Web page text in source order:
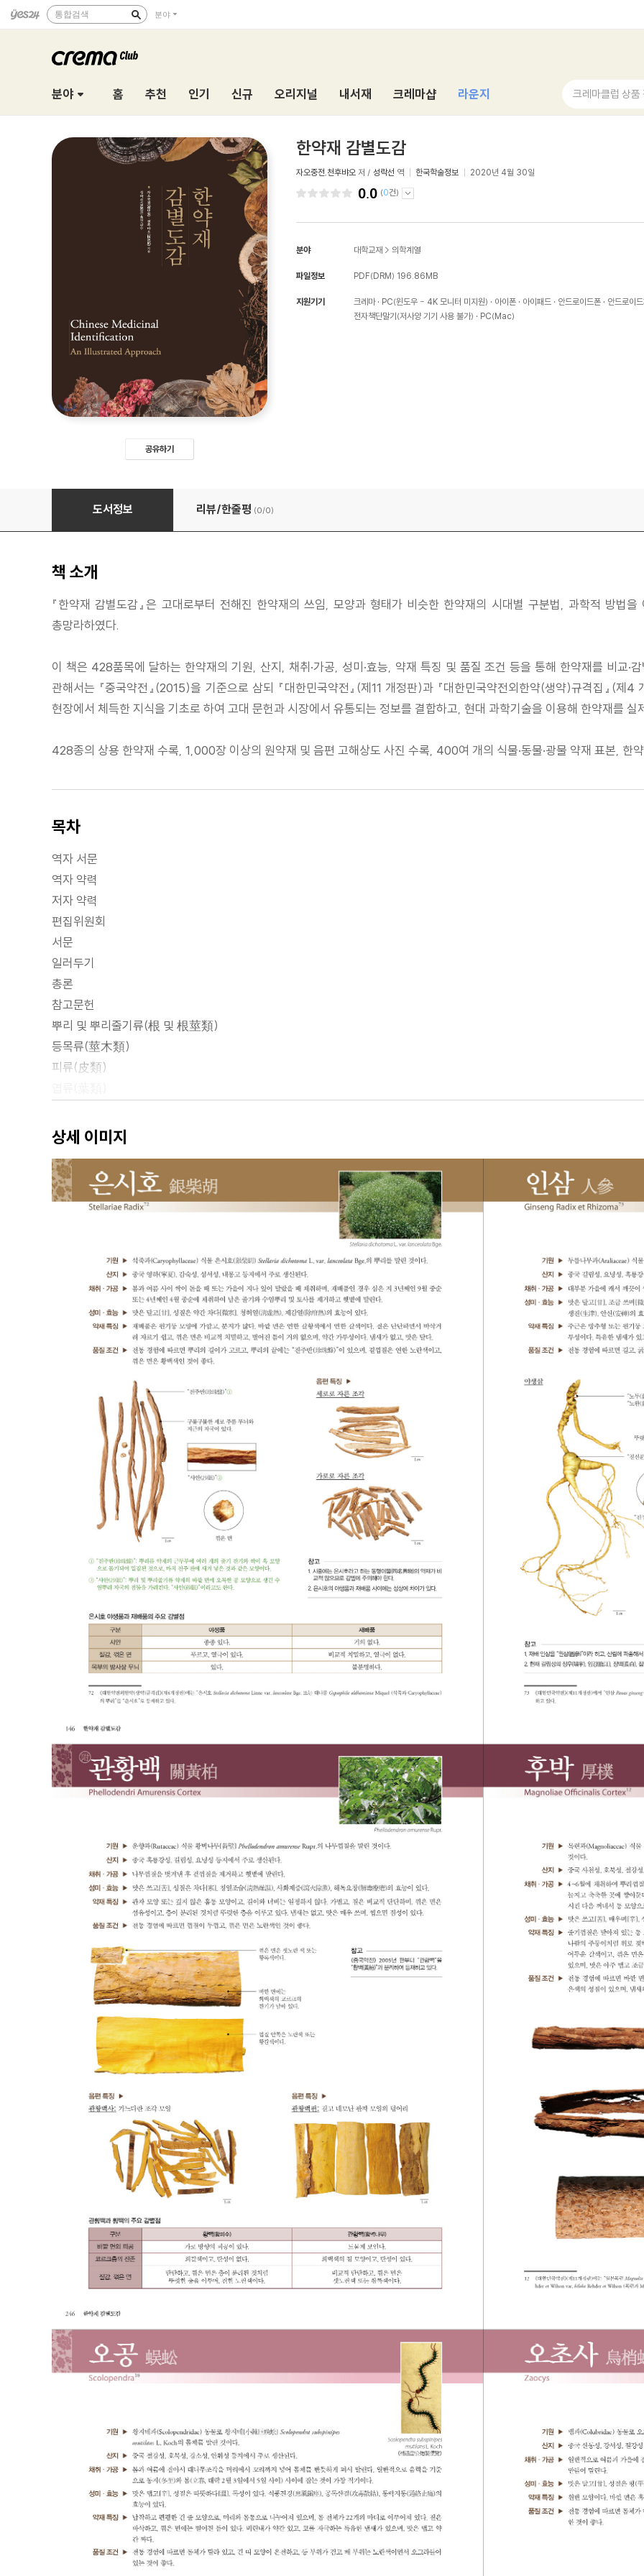
통합검색 분야
분야 홈 추천 인기 신규 오리지널 내서재 크레마샵 라운지 크레마클럽 상품
공유하기
한약재 감별도감
자오중전,천후뱌오 저 / 성락선 역 한국학술정보 2020년 4월 30일
0.0 (0건)
분야 대학교재 > 의학계열
파일정보 PDF(DRM) 196.86MB
지원기기 크레마 PC(윈도우 - 4K 모니터 미지원) 아이폰 아이패드 안드로이드폰
안드로이
전자책단말기(저사양 기기 사용 불가)
PC(Mac)
한약재 감별도감
도서정보 리뷰/한줄평 (0/0)
책 소개
『한약재 감별도감』은 고대로부터 전해진 한약재의 쓰임, 모양과 형태가 비슷한 한약재의 시대별 구분법, 과학적 방법
총망라하였다.
이 책은 428품목에 달하는 한약재의 기원, 산지, 채취·가공, 성미·효능, 약재 특징 및 품질 조건 등을 통해 한약재를 비교·
관해서는 『중국약전』(2015)을 기준으로 삼되 『대한민국약전』(제11 개정판)과 『대한민국약전외한약(생약)규격집』(
현장에서 체득한 지식을 기초로 하여 고대 문헌과 시장에서 유통되는 정보를 결합하고, 현대 과학기술을 이용해 한약재를
428종의 상용 한약재 수록, 1,000장 이상의 원약재 및 음편 고해상도 사진 수록, 400여 개의 식물·동물·광물 약재 표본, 한
목차
역자 서문
역자 약력
저자 약력
편집위원회
서문
일러두기
총론
참고문헌
뿌리 및 뿌리줄기류(根 및 根莖類)
등목류(莖木類)
피류(皮類)
열매 및 종자류(果實 및 種子類)
조류·균류·수지류 및 기타 (藻類·菌類·樹脂類 및 其他)
동물류(動物類)
광물류(?物類)
상세 이미지